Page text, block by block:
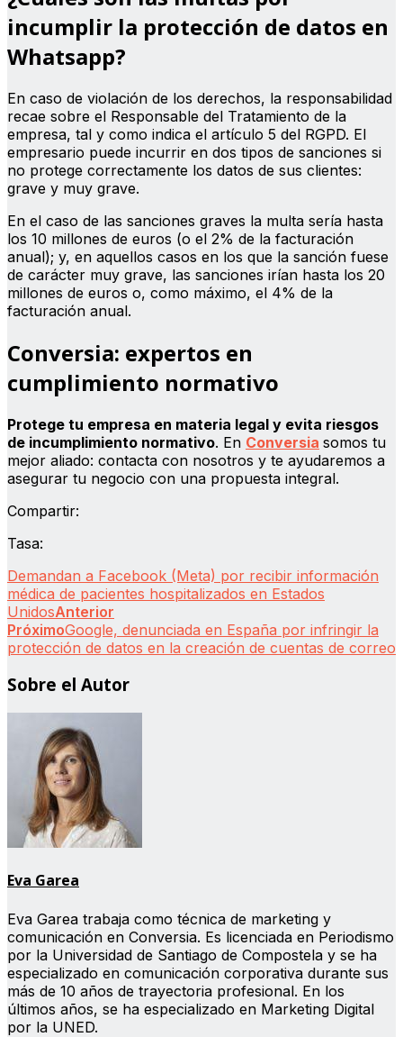
incumplir la protección de datos en
Whatsapp?
En caso de violación de los derechos, la responsabilidad
recae sobre el Responsable del Tratamiento de la
empresa, tal y como indica el artículo 5 del RGPD. El
empresario puede incurrir en dos tipos de sanciones si
no protege correctamente los datos de sus clientes:
grave y muy grave.
En el caso de las sanciones graves la multa sería hasta
los 10 millones de euros (o el 2% de la facturación
anual); y, en aquellos casos en los que la sanción fuese
de carácter muy grave, las sanciones irían hasta los 20
millones de euros o, como máximo, el 4% de la
facturación anual.
Conversia: expertos en
cumplimiento normativo
Protege tu empresa en materia legal y evita riesgos
de incumplimiento normativo. En Conversia somos tu
mejor aliado: contacta con nosotros y te ayudaremos a
asegurar tu negocio con una propuesta integral.
Compartir:
Tasa:
Demandan a Facebook (Meta) por recibir información
médica de pacientes hospitalizados en Estados
UnidosAnterior
PróximoGoogle, denunciada en España por infringir la
protección de datos en la creación de cuentas de correo
Sobre el Autor
Eva Garea
Eva Garea trabaja como técnica de marketing y
comunicación en Conversia. Es licenciada en Periodismo
por la Universidad de Santiago de Compostela y se ha
especializado en comunicación corporativa durante sus
más de 10 años de trayectoria profesional. En los
últimos años, se ha especializado en Marketing Digital
por la UNED.